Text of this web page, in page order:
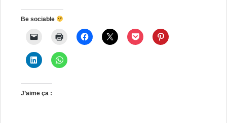
Be sociable
J’aime ça :